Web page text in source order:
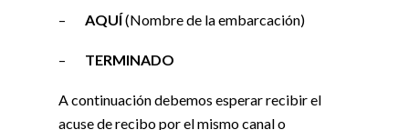
– AQUÍ(Nombre de la embarcación)
– TERMINADO
A continuación debemos esperar recibir el
acuse de recibo por el mismo canal o